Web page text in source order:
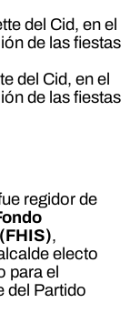
del Cid, en el
de las fiestas
regidor de
,
electo
para el
del Partido